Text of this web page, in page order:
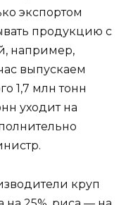
экспортом
продукцию с
например,
выпускаем
1,7 млн тонн
уходит на
круп